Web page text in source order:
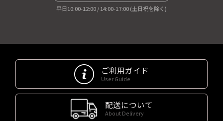
平日10:00-12:00 / 14:00-17:00 (土日祝を除く)
ご利用ガイド
User Guide
配送について
About Delivery